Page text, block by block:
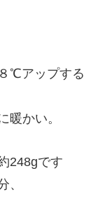
℃アップする
暖かい。
248gです
、